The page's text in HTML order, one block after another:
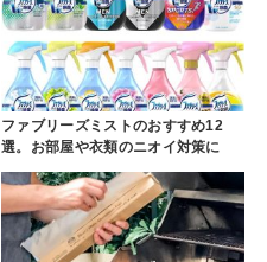
ファブリーズミストのおすすめ12
選。お部屋や衣類のニオイ対策に